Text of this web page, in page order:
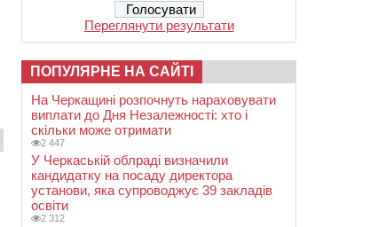
Переглянути результати
ПОПУЛЯРНЕ НА САЙТІ
На Черкащині розпочнуть нараховувати
виплати до Дня Незалежності: хто і
скільки може отримати
2 447
У Черкаській облраді визначили
кандидатку на посаду директора
установи, яка супроводжує 39 закладів
освіти
2 312